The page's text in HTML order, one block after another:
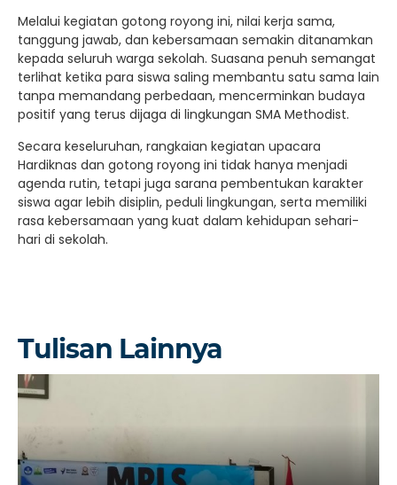
Melalui kegiatan gotong royong ini, nilai kerja sama,
tanggung jawab, dan kebersamaan semakin ditanamkan
kepada seluruh warga sekolah. Suasana penuh semangat
terlihat ketika para siswa saling membantu satu sama lain
tanpa memandang perbedaan, mencerminkan budaya
positif yang terus dijaga di lingkungan SMA Methodist.
Secara keseluruhan, rangkaian kegiatan upacara
Hardiknas dan gotong royong ini tidak hanya menjadi
agenda rutin, tetapi juga sarana pembentukan karakter
siswa agar lebih disiplin, peduli lingkungan, serta memiliki
rasa kebersamaan yang kuat dalam kehidupan sehari-
hari di sekolah.
Tulisan Lainnya